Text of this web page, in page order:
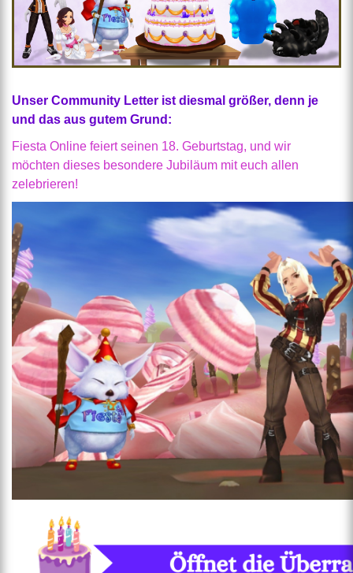
Unser Community Letter ist diesmal größer, denn je
und das aus gutem Grund:
Fiesta Online feiert seinen 18. Geburtstag, und wir
möchten dieses besondere Jubiläum mit euch allen
zelebrieren!